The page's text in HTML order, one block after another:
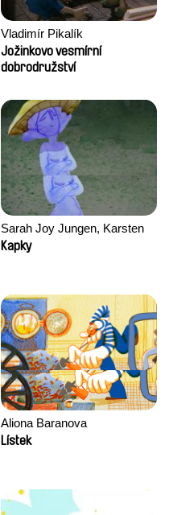
Vladimír Pikalík
Jožinkovo vesmírní
dobrodružství
Sarah Joy Jungen, Karsten
Kjærulf-Hoop
Kapky
Aliona Baranova
Lístek